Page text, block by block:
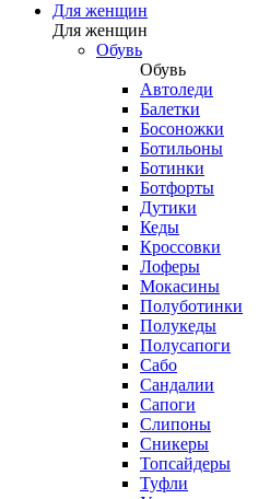
Для женщин
Для женщин
Обувь
Обувь
Автоледи
Балетки
Босоножки
Ботильоны
Ботинки
Ботфорты
Дутики
Кеды
Кроссовки
Лоферы
Мокасины
Полуботинки
Полукеды
Полусапоги
Сабо
Сандалии
Сапоги
Слипоны
Сникеры
Топсайдеры
Туфли